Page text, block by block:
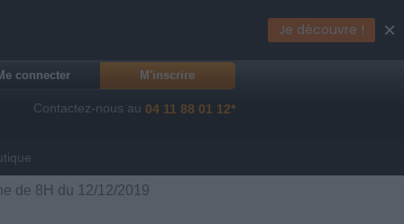
connecter M'inscrire
Contactez-nous au 04 11 88 01 12*
de 8H du 12/12/2019
Je découvre ! ×